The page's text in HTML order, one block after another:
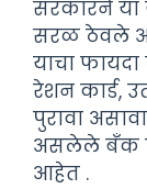
सरकारने
सरळ ठेवले
याचा फायदा
रेशन कार्ड,
पुरावा
असलेले बँक
आहेत .